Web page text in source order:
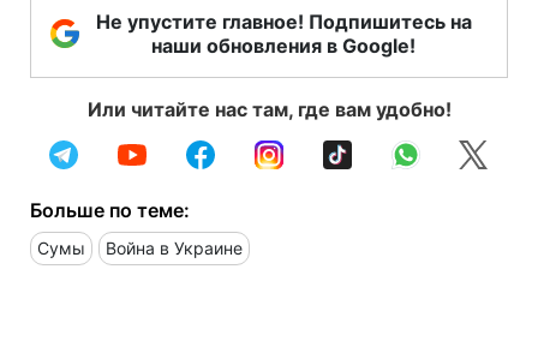
Не упустите главное! Подпишитесь на
наши обновления в Google!
Или читайте нас там, где вам удобно!
Больше по теме:
Сумы Война в Украине